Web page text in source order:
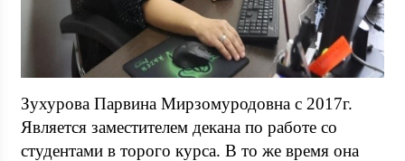
Зухурова Парвина Мирзомуродовна с 2017г.
Является заместителем декана по работе со
студентами в торого курса. В то же время она